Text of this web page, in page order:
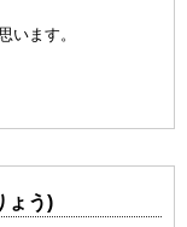
います。
ょう)